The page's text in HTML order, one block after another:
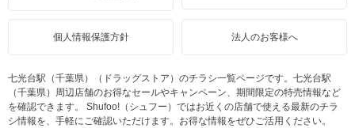
個人情報保護方針 法人のお客様へ
七光台駅（千葉県）（ドラッグストア）のチラシ一覧ページです。七光台駅
（千葉県）周辺店舗のお得なセールやキャンペーン、期間限定の特売情報など
を確認できます。 Shufoo!（シュフー）ではお近くの店舗で使える最新のチラ
シ情報を、手軽にご確認いただけます。お得な情報をぜひご活用ください。